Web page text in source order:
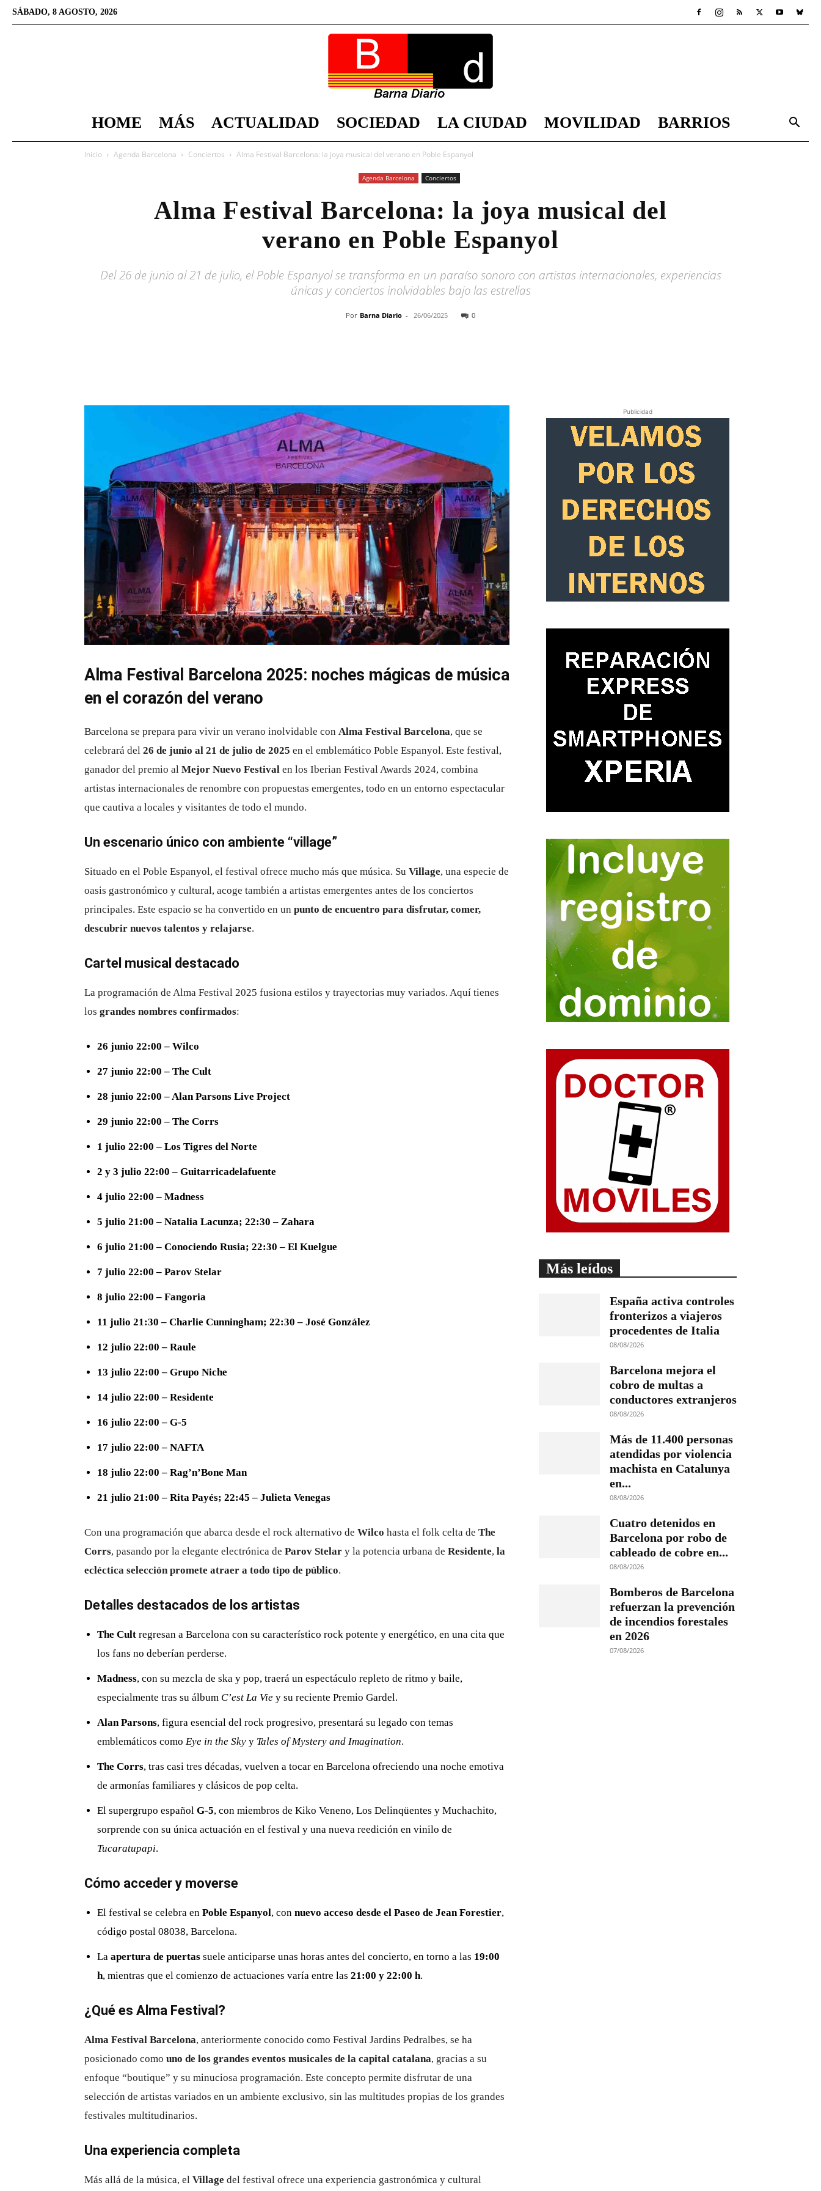
SÁBADO, 8 AGOSTO, 2026
Diario
HOME MÁS ACTUALIDAD SOCIEDAD LA CIUDAD MOVILIDAD BARRIOS
Inicio Agenda Barcelona Conciertos Alma Festival Barcelona: la joya musical del verano en Poble Espanyol
Agenda Barcelona Conciertos
Alma Festival Barcelona: la joya musical del
verano en Poble Espanyol
Del 26 de junio al 21 de julio, el Poble Espanyol se transforma en un paraíso sonoro con artistas internacionales, experiencias
únicas y conciertos inolvidables bajo las estrellas
Por Barna Diario - 26/06/2025 0
Alma Festival Barcelona 2025: noches mágicas de música
en el corazón del verano
Barcelona se prepara para vivir un verano inolvidable con Alma Festival Barcelona, que se
celebrará del 26 de junio al 21 de julio de 2025 en el emblemático Poble Espanyol. Este festival,
ganador del premio al Mejor Nuevo Festival en los Iberian Festival Awards 2024, combina
artistas internacionales de renombre con propuestas emergentes, todo en un entorno espectacular
que cautiva a locales y visitantes de todo el mundo.
Un escenario único con ambiente “village”
Situado en el Poble Espanyol, el festival ofrece mucho más que música. Su Village, una especie de
oasis gastronómico y cultural, acoge también a artistas emergentes antes de los conciertos
principales. Este espacio se ha convertido en un punto de encuentro para disfrutar, comer,
descubrir nuevos talentos y relajarse.
Cartel musical destacado
La programación de Alma Festival 2025 fusiona estilos y trayectorias muy variados. Aquí tienes
los grandes nombres confirmados:
26 junio 22:00 – Wilco
27 junio 22:00 – The Cult
28 junio 22:00 – Alan Parsons Live Project
29 junio 22:00 – The Corrs
1 julio 22:00 – Los Tigres del Norte
2 y 3 julio 22:00 – Guitarricadelafuente
4 julio 22:00 – Madness
5 julio 21:00 – Natalia Lacunza; 22:30 – Zahara
6 julio 21:00 – Conociendo Rusia; 22:30 – El Kuelgue
7 julio 22:00 – Parov Stelar
8 julio 22:00 – Fangoria
11 julio 21:30 – Charlie Cunningham; 22:30 – José González
12 julio 22:00 – Raule
13 julio 22:00 – Grupo Niche
14 julio 22:00 – Residente
16 julio 22:00 – G‑5
17 julio 22:00 – NAFTA
18 julio 22:00 – Rag’n’Bone Man
21 julio 21:00 – Rita Payés; 22:45 – Julieta Venegas
Con una programación que abarca desde el rock alternativo de Wilco hasta el folk celta de The
Corrs, pasando por la elegante electrónica de Parov Stelar y la potencia urbana de Residente, la
ecléctica selección promete atraer a todo tipo de público.
Detalles destacados de los artistas
The Cult regresan a Barcelona con su característico rock potente y energético, en una cita que
los fans no deberían perderse.
Madness, con su mezcla de ska y pop, traerá un espectáculo repleto de ritmo y baile,
especialmente tras su álbum C’est La Vie y su reciente Premio Gardel.
Alan Parsons, figura esencial del rock progresivo, presentará su legado con temas
emblemáticos como Eye in the Sky y Tales of Mystery and Imagination.
The Corrs, tras casi tres décadas, vuelven a tocar en Barcelona ofreciendo una noche emotiva
de armonías familiares y clásicos de pop celta.
El supergrupo español G‑5, con miembros de Kiko Veneno, Los Delinqüentes y Muchachito,
sorprende con su única actuación en el festival y una nueva reedición en vinilo de
Tucaratupapi.
Cómo acceder y moverse
El festival se celebra en Poble Espanyol, con nuevo acceso desde el Paseo de Jean Forestier,
código postal 08038, Barcelona.
La apertura de puertas suele anticiparse unas horas antes del concierto, en torno a las 19:00
h, mientras que el comienzo de actuaciones varía entre las 21:00 y 22:00 h.
¿Qué es Alma Festival?
Alma Festival Barcelona, anteriormente conocido como Festival Jardins Pedralbes, se ha
posicionado como uno de los grandes eventos musicales de la capital catalana, gracias a su
enfoque “boutique” y su minuciosa programación. Este concepto permite disfrutar de una
selección de artistas variados en un ambiente exclusivo, sin las multitudes propias de los grandes
festivales multitudinarios.
Una experiencia completa
Más allá de la música, el Village del festival ofrece una experiencia gastronómica y cultural
Publicidad
Más leídos
España activa controles
fronterizos a viajeros
procedentes de Italia
08/08/2026
Barcelona mejora el
cobro de multas a
conductores extranjeros
08/08/2026
Más de 11.400 personas
atendidas por violencia
machista en Catalunya
en...
08/08/2026
Cuatro detenidos en
Barcelona por robo de
cableado de cobre en...
08/08/2026
Bomberos de Barcelona
refuerzan la prevención
de incendios forestales
en 2026
07/08/2026